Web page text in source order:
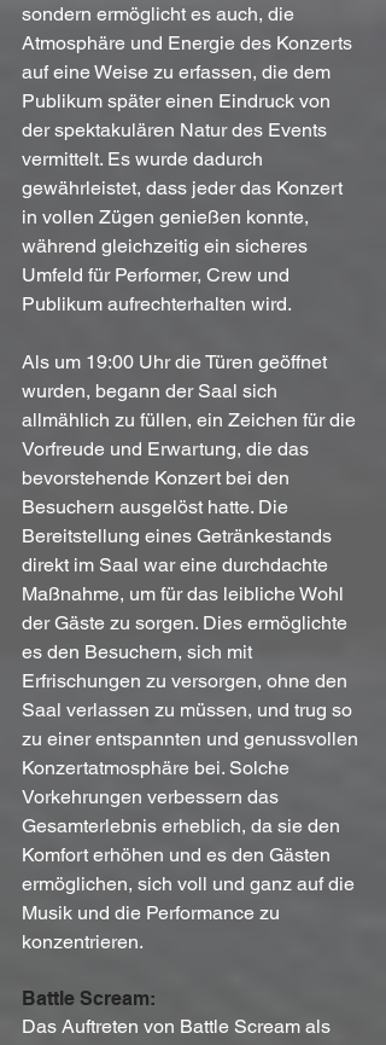
sondern ermöglicht es auch, die
Atmosphäre und Energie des Konzerts
auf eine Weise zu erfassen, die dem
Publikum später einen Eindruck von
der spektakulären Natur des Events
vermittelt. Es wurde dadurch
gewährleistet, dass jeder das Konzert
in vollen Zügen genießen konnte,
während gleichzeitig ein sicheres
Umfeld für Performer, Crew und
Publikum aufrechterhalten wird.
Als um 19:00 Uhr die Türen geöffnet
wurden, begann der Saal sich
allmählich zu füllen, ein Zeichen für die
Vorfreude und Erwartung, die das
bevorstehende Konzert bei den
Besuchern ausgelöst hatte. Die
Bereitstellung eines Getränkestands
direkt im Saal war eine durchdachte
Maßnahme, um für das leibliche Wohl
der Gäste zu sorgen. Dies ermöglichte
es den Besuchern, sich mit
Erfrischungen zu versorgen, ohne den
Saal verlassen zu müssen, und trug so
zu einer entspannten und genussvollen
Konzertatmosphäre bei. Solche
Vorkehrungen verbessern das
Gesamterlebnis erheblich, da sie den
Komfort erhöhen und es den Gästen
ermöglichen, sich voll und ganz auf die
Musik und die Performance zu
konzentrieren.
Battle Scream:
Das Auftreten von Battle Scream als